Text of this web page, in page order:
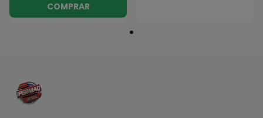
COMPRAR